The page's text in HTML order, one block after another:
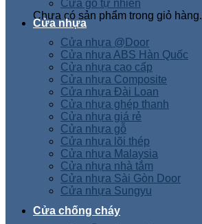
Chưa có sản phẩm trong giỏ hàng.
Cửa gỗ tự nhiên
Cửa nhựa
Cửa nhựa @Door
Cửa nhựa ABS Hàn Quốc
Cửa nhựa cao cấp
Cửa nhựa Composite
Cửa nhựa Đài Loan
Cửa nhựa ghép thanh
Cửa nhựa giá rẻ
Cửa nhựa gỗ
Cửa nhựa lõi thép
Cửa nhựa Malaysia
Cửa nhựa nhà tắm
Cửa nhựa Sài Gòn Door
Cửa nhựa Sungyu
Cửa chống cháy